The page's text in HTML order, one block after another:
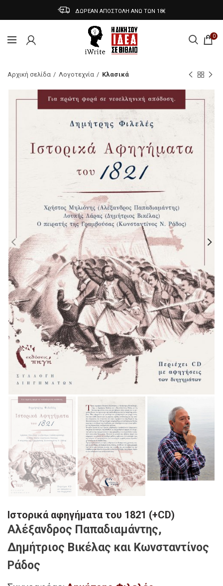
ΔΩΡΕΑΝ ΑΠΟΣΤΟΛΗ ΑΝΩ ΤΩΝ 18€
0
Αρχική σελίδα Λογοτεχνία Κλασικά
Ιστορικά αφηγήματα του 1821 (+CD)
Αλέξανδρος Παπαδιαμάντης,
Δημήτριος Βικέλας και Κωνσταντίνος
Ράδος